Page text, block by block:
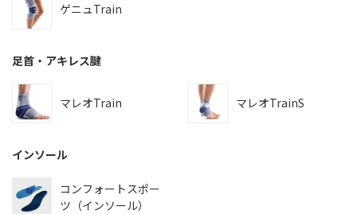
ゲニュTrain
足首・アキレス腱
マレオTrain マレオTrainS
インソール
コンフォートスポー
ツ（インソール）